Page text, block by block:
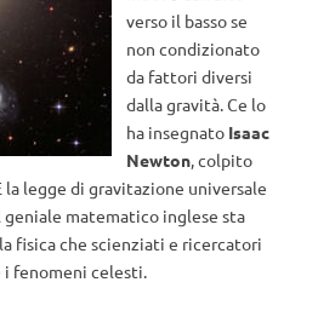
verso il basso se
non condizionato
da fattori diversi
dalla gravità. Ce lo
ha insegnato Isaac
Newton, colpito
la legge di gravitazione universale
matematico inglese sta
fisica che scienziati e ricercatori
i fenomeni celesti.